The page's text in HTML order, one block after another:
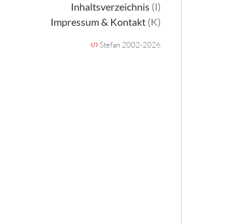
Inhaltsverzeichnis (I)
Impressum & Kontakt (K)
Stefan 2002-2026